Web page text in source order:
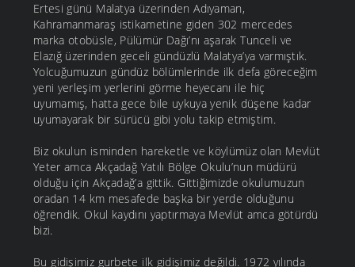
Ertesi günü Malatya üzerinden Adıyaman,
Kahramanmaraş istikametine giden 302 mercedes
marka otobüsle, Pülümür Dağı’nı aşarak Tunceli ve
Elazığ üzerinden geceli gündüzlü Malatya’ya varmıştık.
Yolcuğumuzun gündüz bölümlerinde ilk defa göreceğim
yeni yerleşim yerlerini görme heyecanı ile hiç
uyumamış, hatta gece bile uykuya yenik düşene kadar
uyumayarak bir sürücü gibi yolu takip etmiştim.
Biz okulun isminden hareketle ve köylümüz olan Mevlüt
Yeter amca Akçadağ Yatılı Bölge Okulu’nun müdürü
olduğu için Akçadağ’a gittik. Gittiğimizde okulumuzun
oradan 14 km mesafede başka bir yerde olduğunu
öğrendik. Okul kaydını yaptırmaya Mevlüt amca götürdü
bizi.
Bu gidişimiz gurbete ilk gidişimiz değildi. 1972 yılında